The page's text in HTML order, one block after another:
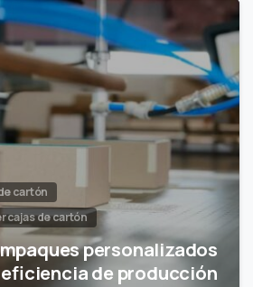
cartón
cajas de cartón
personalizados
de producción